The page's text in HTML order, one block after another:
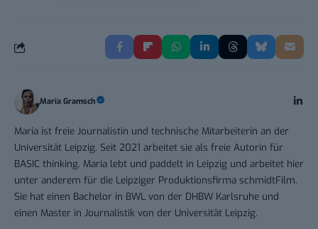
Maria Gramsch
Maria ist freie Journalistin und technische Mitarbeiterin an der
Universität Leipzig. Seit 2021 arbeitet sie als freie Autorin für
BASIC thinking. Maria lebt und paddelt in Leipzig und arbeitet hier
unter anderem für die Leipziger Produktionsfirma schmidtFilm.
Sie hat einen Bachelor in BWL von der DHBW Karlsruhe und
einen Master in Journalistik von der Universität Leipzig.